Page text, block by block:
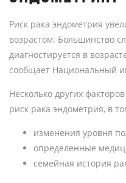
Риск рака эндометрия
возрастом. Большинство
диагностируется в
сообщает Национальный
Несколько других
риск рака эндометрия, в
изменения уровня
определенные
семейная история